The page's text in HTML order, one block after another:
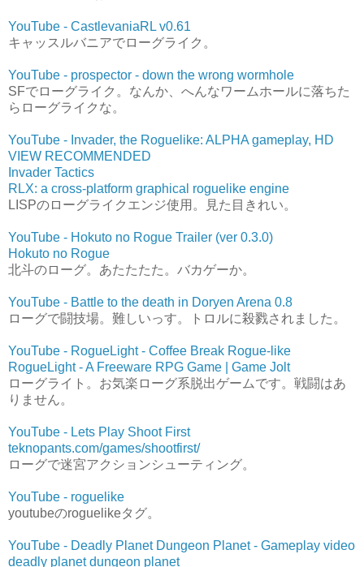
YouTube - CastlevaniaRL v0.61
キャッスルバニアでローグライク。
YouTube - prospector - down the wrong wormhole
SFでローグライク。なんか、へんなワームホールに落ちた
らローグライクな。
YouTube - Invader, the Roguelike: ALPHA gameplay, HD
VIEW RECOMMENDED
Invader Tactics
RLX: a cross-platform graphical roguelike engine
LISPのローグライクエンジ使用。見た目きれい。
YouTube - Hokuto no Rogue Trailer (ver 0.3.0)
Hokuto no Rogue
北斗のローグ。あたたたた。バカゲーか。
YouTube - Battle to the death in Doryen Arena 0.8
ローグで闘技場。難しいっす。トロルに殺戮されました。
YouTube - RogueLight - Coffee Break Rogue-like
RogueLight - A Freeware RPG Game | Game Jolt
ローグライト。お気楽ローグ系脱出ゲームです。戦闘はあ
りません。
YouTube - Lets Play Shoot First
teknopants.com/games/shootfirst/
ローグで迷宮アクションシューティング。
YouTube - roguelike
youtubeのroguelikeタグ。
YouTube - Deadly Planet Dungeon Planet - Gameplay video
deadly planet dungeon planet